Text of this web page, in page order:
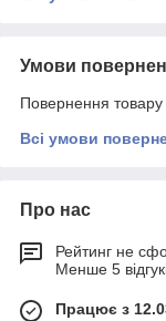
Умови
Повернення товару
Всі умови
Про нас
Рейтинг не
Менше 5
Працює з